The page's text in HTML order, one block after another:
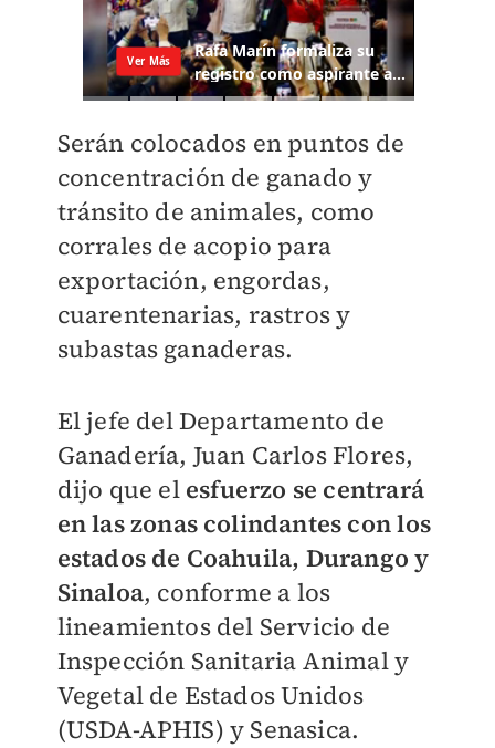
Serán colocados en puntos de
concentración de ganado y
tránsito de animales, como
corrales de acopio para
exportación, engordas,
cuarentenarias, rastros y
subastas ganaderas.
El jefe del Departamento de
Ganadería, Juan Carlos Flores,
dijo que el esfuerzo se centrará
en las zonas colindantes con los
estados de Coahuila, Durango y
Sinaloa, conforme a los
lineamientos del Servicio de
Inspección Sanitaria Animal y
Vegetal de Estados Unidos
(USDA-APHIS) y Senasica.